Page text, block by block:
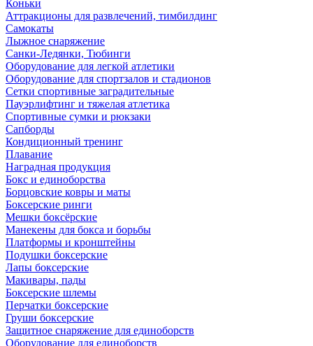
Коньки
Аттракционы для развлечений, тимбилдинг
Самокаты
Лыжное снаряжение
Санки-Ледянки, Тюбинги
Оборудование для легкой атлетики
Оборудование для спортзалов и стадионов
Сетки спортивные заградительные
Пауэрлифтинг и тяжелая атлетика
Спортивные сумки и рюкзаки
Сапборды
Кондиционный тренинг
Плавание
Наградная продукция
Бокс и единоборства
Борцовские ковры и маты
Боксерские ринги
Мешки боксёрские
Манекены для бокса и борьбы
Платформы и кронштейны
Подушки боксерские
Лапы боксерские
Макивары, пады
Боксерские шлемы
Перчатки боксерские
Груши боксерские
Защитное снаряжение для единоборств
Оборудование для единоборств